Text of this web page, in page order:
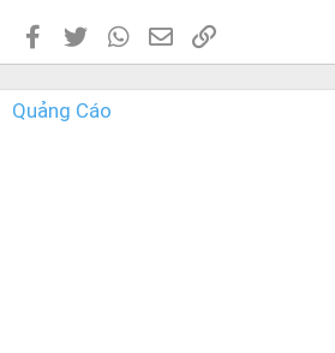
Facebook
TwitterWhatsApp
EmailLink
Quảng Cáo